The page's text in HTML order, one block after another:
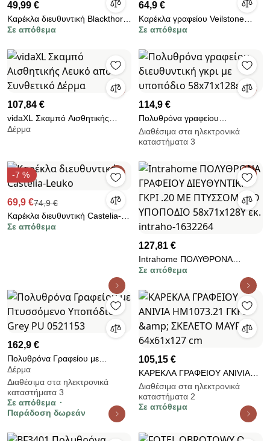
49,99 €
Καρέκλα διευθυντική Blackthorn-
Leuko
Σε απόθεμα
64,9 €
Καρέκλα γραφείου Veilstone
Low-Leuko
Σε απόθεμα
107,84 €
vidaXL Σκαμπό Αισθητικής
Λευκό από Συνθετικό Δέρμα
Δέρμα
114,9 €
Πολυθρόνα γραφείου
διευθυντική γκρι με υποπόδιο
58x71x128εκ
Διαθέσιμα στα ηλεκτρονικά
καταστήματα 3
-7 %
69,9 €74,9 €
Καρέκλα διευθυντική Castelia-
Leuko
Σε απόθεμα
127,81 €
Intrahome ΠΟΛΥΘΡΟΝΑ
ΓΡΑΦΕΙΟΥ ΔΙΕΥΘΥΝΤΙΚΗ ΓΚΡΙ
ΥΠΟΠΟΔΙΟ 58x71x128Y εκ.
intraho-1632264
Σε απόθεμα
162,9 €
Πολυθρόνα Γραφείου με
Πτυσσόμενο Υποπόδιο Grey PU
0521153
Δέρμα
Διαθέσιμα στα ηλεκτρονικά
καταστήματα 3
Σε απόθεμα
Παράδοση δωρεάν
105,15 €
ΚΑΡΕΚΛΑ ΓΡΑΦΕΙΟΥ ANIVIA
HM1073.21 ΓΚΡΙ &amp;
ΣΚΕΛΕΤΟ ΜΑΥΡΟ 64x61x127
cm
Διαθέσιμα στα ηλεκτρονικά
καταστήματα 2
Σε απόθεμα